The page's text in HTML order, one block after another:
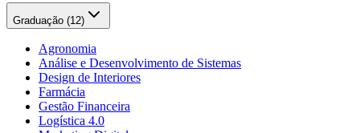
Graduação (12)
Agronomia
Análise e Desenvolvimento de Sistemas
Design de Interiores
Farmácia
Gestão Financeira
Logística 4.0